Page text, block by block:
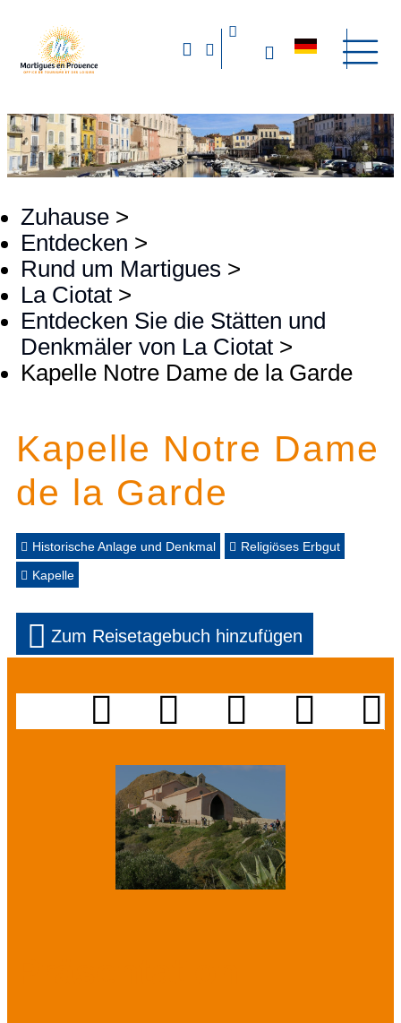
Zuhause >
Entdecken >
Rund um Martigues >
La Ciotat >
Entdecken Sie die Stätten und
Denkmäler von La Ciotat >
Kapelle Notre Dame de la Garde
Kapelle Notre Dame
de la Garde
Historische Anlage und Denkmal
Religiöses Erbgut
Kapelle
Zum Reisetagebuch hinzufügen